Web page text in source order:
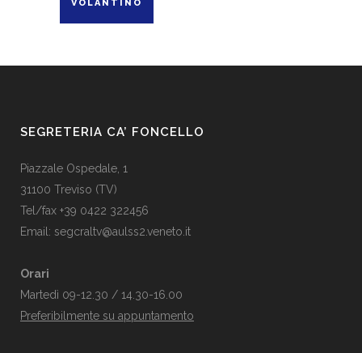
VOLANTINO
SEGRETERIA CA’ FONCELLO
Piazzale Ospedale, 1
31100 Treviso (TV)
Tel/fax +39 0422 322456
Email: segcraltv@aulss2.veneto.it
Orari
Martedì 09-12.30 / 14.30-16.00
Preferibilmente su appuntamento